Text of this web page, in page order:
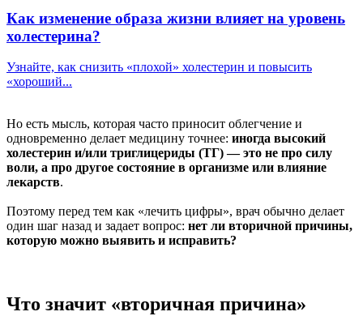
Как изменение образа жизни влияет на уровень
холестерина?
Узнайте, как снизить «плохой» холестерин и повысить
«хороший...
Но есть мысль, которая часто приносит облегчение и
одновременно делает медицину точнее: иногда высокий
холестерин и/или триглицериды (ТГ) — это не про силу
воли, а про другое состояние в организме или влияние
лекарств.
Поэтому перед тем как «лечить цифры», врач обычно делает
один шаг назад и задает вопрос: нет ли вторичной причины,
которую можно выявить и исправить?
Что значит «вторичная причина»